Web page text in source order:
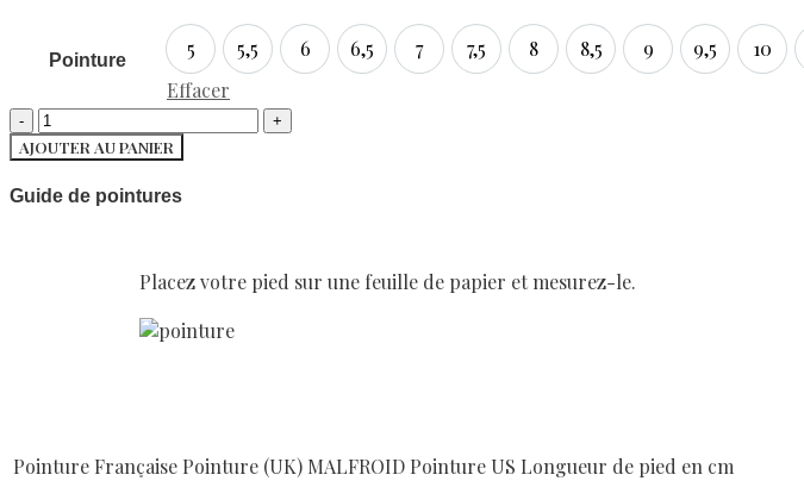
Pointure 5
5 5,55,5 6
6 6,56,5 7
7 7,5
7,5 8
8 8,58,5 9
9 9,59,5 10
10
Effacer
AJOUTER AU PANIER
Guide de pointures
Placez votre pied sur une feuille de papier et mesurez-le.
Pointure Française Pointure (UK) MALFROID Pointure US Longueur de pied en cm